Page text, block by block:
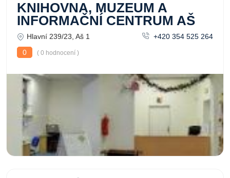
KNIHOVNA, MUZEUM A
INFORMAČNÍ CENTRUM AŠ
Hlavní 239/23, Aš 1
+420 354 525 264
0
( 0 hodnocení )